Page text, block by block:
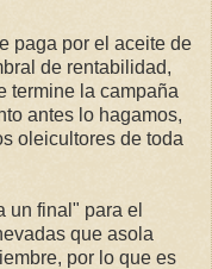
paga por el aceite de
de rentabilidad,
termine la campaña
antes lo hagamos,
oleicultores de toda
un final" para el
que asola
por lo que es